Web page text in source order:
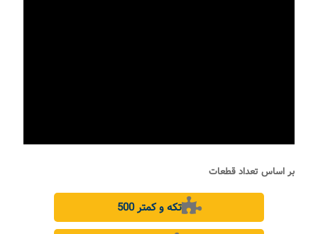
بر اساس تعداد قطعات
500 تکه و کمتر